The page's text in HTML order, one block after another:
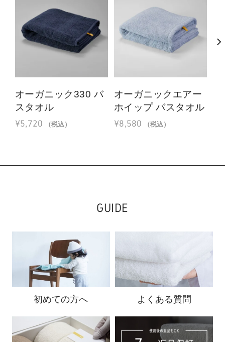
オーガニック330 バ
スタオル
¥5,720 （税込）
オーガニックエアー
ホイップ バスタオル
¥8,580 （税込）
GUIDE
初めての方へ よくある質問